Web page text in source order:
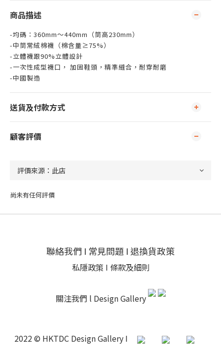
商品描述
-均碼：360mm～440mm（筒高230mm）
-中筒常絨棉襪（棉含量≥75%）
-立體襪跟90%立體設計
-一次性成型襪口， 加固鞋頭，精準縫合，耐穿耐磨
-中國製造
送貨及付款方式
顧客評價
尚未有任何評價
聯絡我們 I 常見問題 I 退換貨政策
私隱政策 I 條款及細則
關注我們 l Design Gallery
2022 © HKTDC Design Gallery I